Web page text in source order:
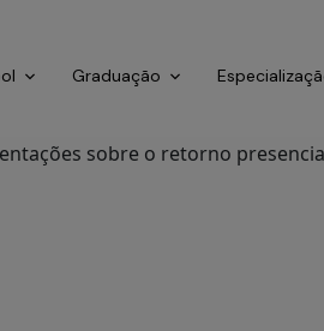
Graduação